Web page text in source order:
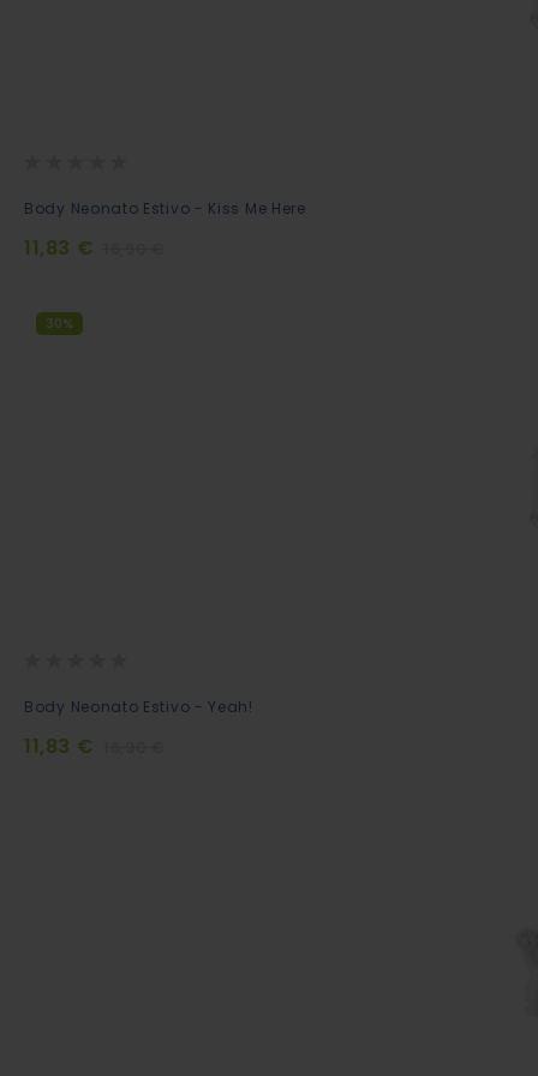
Body Neonato Estivo - Kiss Me Here
11,83 €
Aggiungi
Carrello
30%
Body Neonato Estivo - Yeah!
11,83 €
Aggiungi
Carrello